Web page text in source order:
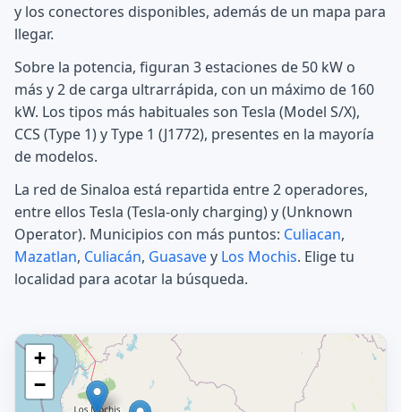
y los conectores disponibles, además de un mapa para
llegar.
Sobre la potencia, figuran 3 estaciones de 50 kW o
más y 2 de carga ultrarrápida, con un máximo de 160
kW. Los tipos más habituales son Tesla (Model S/X),
CCS (Type 1) y Type 1 (J1772), presentes en la mayoría
de modelos.
La red de Sinaloa está repartida entre 2 operadores,
entre ellos Tesla (Tesla-only charging) y (Unknown
Operator). Municipios con más puntos: Culiacan,
Mazatlan, Culiacán, Guasavey Los Mochis. Elige tu
localidad para acotar la búsqueda.
+
−